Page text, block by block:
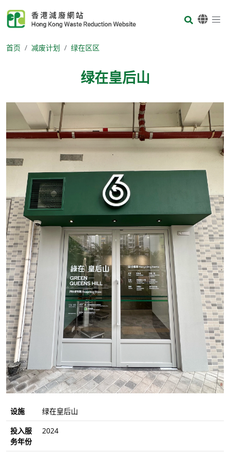
Body
首页 减废计划 绿在区区
绿在皇后山
Body
设施
绿在皇后山
投入服
务年份
2024